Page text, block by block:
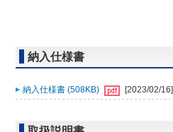
納入仕様書
納入仕様書 (508KB) [2023/02/16]